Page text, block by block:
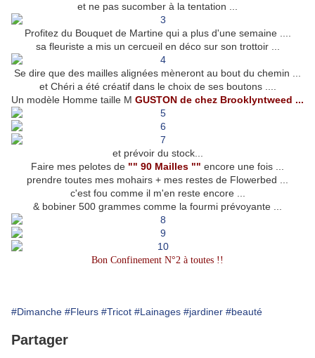
et ne pas sucomber à la tentation ...
Profitez du Bouquet de Martine qui a plus d'une semaine ....
sa fleuriste a mis un cercueil en déco sur son trottoir ...
Se dire que des mailles alignées mèneront au bout du chemin ...
et Chéri a été créatif dans le choix de ses boutons ....
Un modèle Homme taille M GUSTON de chez Brooklyntweed ...
et prévoir du stock...
Faire mes pelotes de "" 90 Mailles "" encore une fois ...
prendre toutes mes mohairs + mes restes de Flowerbed ...
c'est fou comme il m'en reste encore ...
& bobiner 500 grammes comme la fourmi prévoyante ...
Bon Confinement N°2 à toutes !!
#Dimanche #Fleurs #Tricot #Lainages #jardiner #beauté
Partager